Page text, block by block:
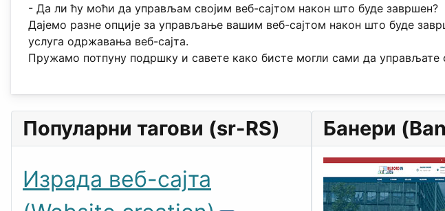
- Да ли ћу моћи да управљам својим веб-сајтом након што буде завршен?
Дајемо разне опције за управљање вашим веб-сајтом након што буде
услуга одржавања веб-сајта.
Пружамо потпуну подршку и савете како бисте могли сами да управљате
Популарни тагови (sr-RS)
Израда веб-сајта
Банери